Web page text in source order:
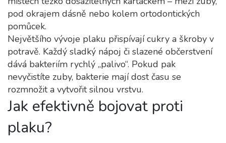
pod okrajem dásně nebo kolem ortodontických
pomůcek.
Největšího vývoje plaku přispívají cukry a škroby v
potravě. Každý sladký nápoj či slazené občerstvení
dává bakteriím rychlý „palivo“. Pokud pak
nevyčistíte zuby, bakterie mají dost času se
rozmnožit a vytvořit silnou vrstvu.
Jak efektivně bojovat proti
plaku?